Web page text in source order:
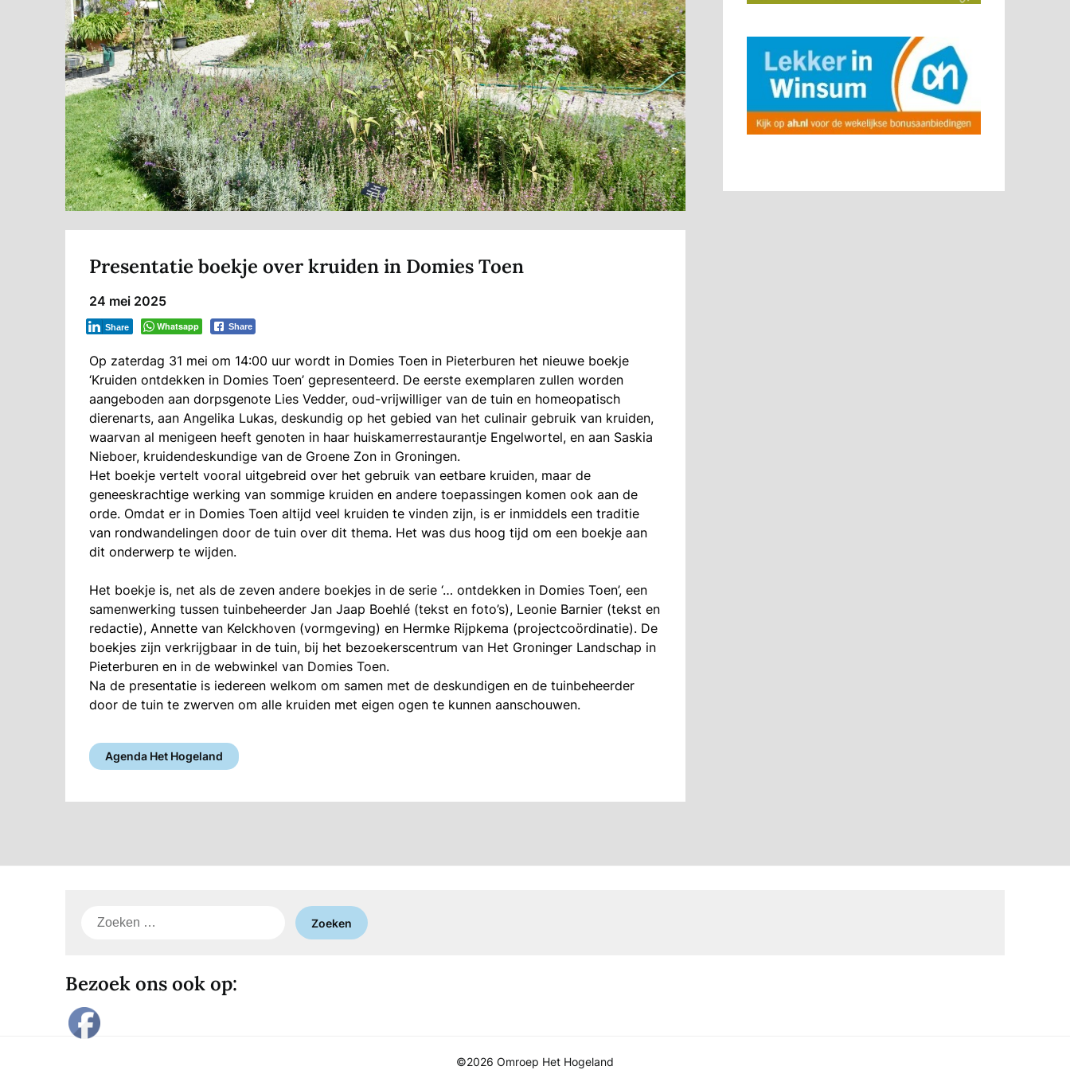
Presentatie boekje over kruiden in Domies Toen
24 mei 2025
Whatsapp Share
Share
Op zaterdag 31 mei om 14:00 uur wordt in Domies Toen in Pieterburen het nieuwe boekje
‘Kruiden ontdekken in Domies Toen’ gepresenteerd. De eerste exemplaren zullen worden
aangeboden aan dorpsgenote Lies Vedder, oud-vrijwilliger van de tuin en homeopatisch
dierenarts, aan Angelika Lukas, deskundig op het gebied van het culinair gebruik van kruiden,
waarvan al menigeen heeft genoten in haar huiskamerrestaurantje Engelwortel, en aan Saskia
Nieboer, kruidendeskundige van de Groene Zon in Groningen.
Het boekje vertelt vooral uitgebreid over het gebruik van eetbare kruiden, maar de
geneeskrachtige werking van sommige kruiden en andere toepassingen komen ook aan de
orde. Omdat er in Domies Toen altijd veel kruiden te vinden zijn, is er inmiddels een traditie
van rondwandelingen door de tuin over dit thema. Het was dus hoog tijd om een boekje aan
dit onderwerp te wijden.
Het boekje is, net als de zeven andere boekjes in de serie ‘… ontdekken in Domies Toen’, een
samenwerking tussen tuinbeheerder Jan Jaap Boehlé (tekst en foto’s), Leonie Barnier (tekst en
redactie), Annette van Kelckhoven (vormgeving) en Hermke Rijpkema (projectcoördinatie). De
boekjes zijn verkrijgbaar in de tuin, bij het bezoekerscentrum van Het Groninger Landschap in
Pieterburen en in de webwinkel van Domies Toen.
Na de presentatie is iedereen welkom om samen met de deskundigen en de tuinbeheerder
door de tuin te zwerven om alle kruiden met eigen ogen te kunnen aanschouwen.
Agenda Het Hogeland
Zoeken
Bezoek ons ook op:
©2026 Omroep Het Hogeland